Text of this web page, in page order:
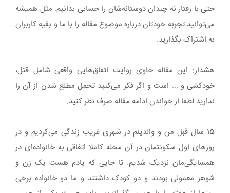
حتی با رفتار نه چندان دوستانه‌شان را حسابی بدانیم. مثل همیشه
می‌توانید تجربه خودتان درباره موضوع مقاله را با ما و بقیه کاربران
به اشتراک بگذارید.
هشدار: این مقاله حاوی روایت اتفاق‌هایی واقعی شامل قتل،
خودکشی و ... است و اگر فکر می‌کنید تحمل مطلع شدن از آن را
ندارید لطفا از خواندن ادامه مقاله صرف نظر کنید.
15 سال قبل من و والدینم در شهری غریب زندگی می‌کردیم و در
روزهای اول سکونتمان در آن محله کاملا اتفاقی به خانواده‌ای در
همسایگی‌مان نزدیک شدیم. تا جایی که یادم هست یک زن و
شوهر معمولی بودند و دو کودک داشتند و ما دو خانواده برخی